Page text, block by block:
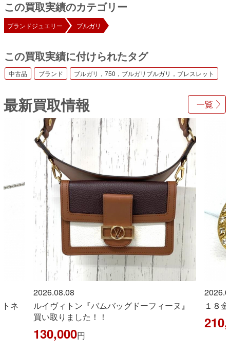
この買取実績のカテゴリー
ブランドジュエリー ブルガリ
この買取実績に付けられたタグ
中古品 ブランド ブルガリ，750，ブルガリブルガリ，ブレスレット
一覧
最新買取情報
ネ
2026.08.08
ルイヴィトン『バムバッグドーフィーヌ』
買い取りました！！
130,000円
１８